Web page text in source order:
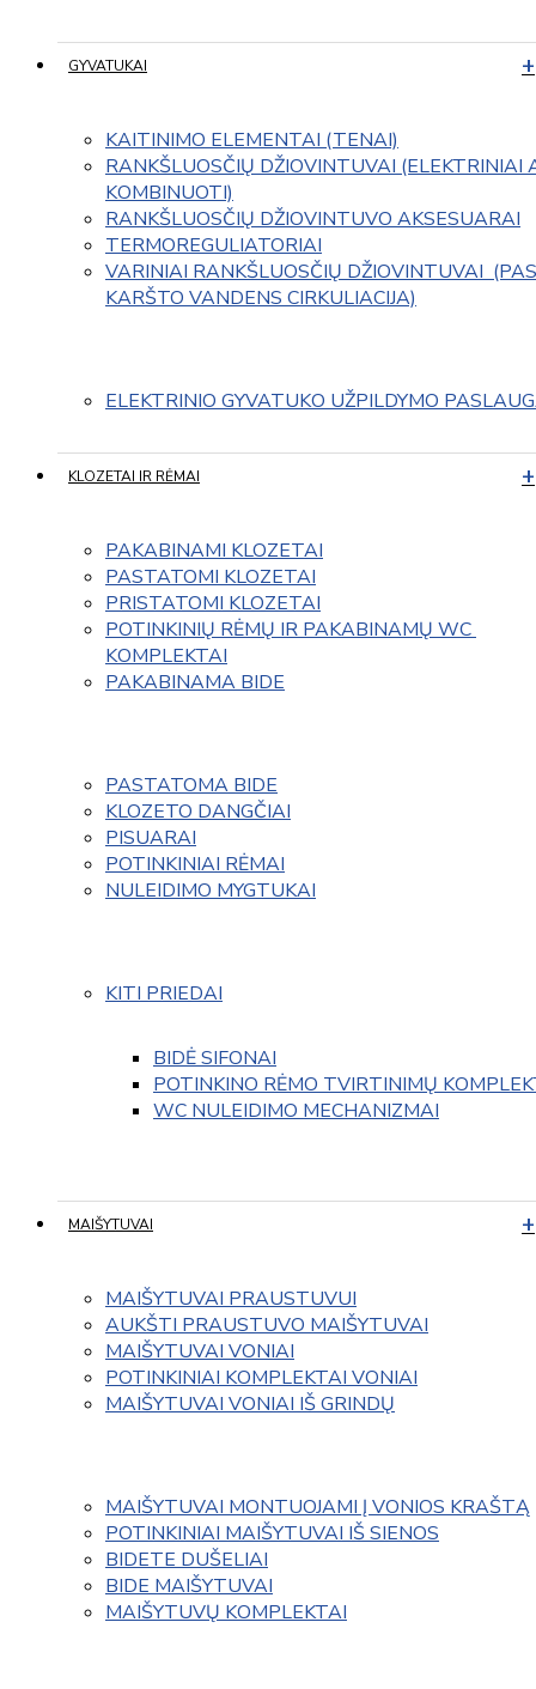
GYVATUKAI
KAITINIMO ELEMENTAI (TENAI)
RANKŠLUOSČIŲ DŽIOVINTUVAI (ELEKTRINIAI
KOMBINUOTI)
RANKŠLUOSČIŲ DŽIOVINTUVO AKSESUARAI
TERMOREGULIATORIAI
VARINIAI RANKŠLUOSČIŲ DŽIOVINTUVAI
KARŠTO VANDENS CIRKULIACIJA)
ELEKTRINIO GYVATUKO UŽPILDYMO
KLOZETAI IR RĖMAI
PAKABINAMI KLOZETAI
PASTATOMI KLOZETAI
PRISTATOMI KLOZETAI
POTINKINIŲ RĖMŲ IR PAKABINAMŲ WC
KOMPLEKTAI
PAKABINAMA BIDE
PASTATOMA BIDE
KLOZETO DANGČIAI
PISUARAI
POTINKINIAI RĖMAI
NULEIDIMO MYGTUKAI
KITI PRIEDAI
BIDĖ SIFONAI
POTINKINO RĖMO TVIRTINIMŲ
WC NULEIDIMO MECHANIZMAI
MAIŠYTUVAI
MAIŠYTUVAI PRAUSTUVUI
AUKŠTI PRAUSTUVO MAIŠYTUVAI
MAIŠYTUVAI VONIAI
POTINKINIAI KOMPLEKTAI VONIAI
MAIŠYTUVAI VONIAI IŠ GRINDŲ
MAIŠYTUVAI MONTUOJAMI Į VONIOS KRAŠTĄ
POTINKINIAI MAIŠYTUVAI IŠ SIENOS
BIDETE DUŠELIAI
BIDE MAIŠYTUVAI
MAIŠYTUVŲ KOMPLEKTAI